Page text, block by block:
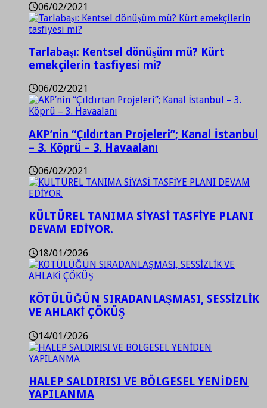
06/02/2021
Tarlabaşı: Kentsel dönüşüm mü? Kürt
emekçilerin tasfiyesi mi?
06/02/2021
AKP’nin “Çıldırtan Projeleri”; Kanal İstanbul
– 3. Köprü – 3. Havaalanı
06/02/2021
KÜLTÜREL TANIMA SİYASİ TASFİYE PLANI
DEVAM EDİYOR.
18/01/2026
KÖTÜLÜĞÜN SIRADANLAŞMASI, SESSİZLİK
VE AHLAKİ ÇÖKÜŞ
14/01/2026
HALEP SALDIRISI VE BÖLGESEL YENİDEN
YAPILANMA